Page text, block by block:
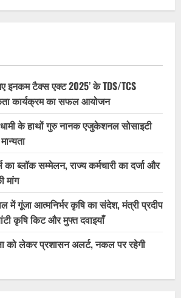
इनकम टैक्स एक्ट 2025’ के TDS/TCS
कार्यक्रम का सफल आयोजन
के हाथों गुरु नानक एजुकेशनल सोसाइटी
का ब्लॉक सम्मेलन, राज्य कर्मचारी का दर्जा और
मांग
में गूंजा आत्मनिर्भर कृषि का संदेश, मंत्री प्रदीप
कृषि किट और मुफ्त दवाइयाँ
को लेकर प्रशासन अलर्ट, नकल पर रहेगी